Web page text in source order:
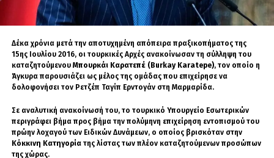
Δέκα χρόνια μετά την αποτυχημένη απόπειρα πραξικοπήματος της
15ης Ιουλίου 2016, οι τουρκικές Αρχές ανακοίνωσαν τη σύλληψη του
καταζητούμενου Μπουρκάι Καρατεπέ (Burkay Karatepe), τον οποίο η
Άγκυρα παρουσιάζει ως μέλος της ομάδας που επιχείρησε να
δολοφονήσει τον Ρετζέπ Ταγίπ Ερντογάν στη Μαρμαρίδα.
Σε αναλυτική ανακοίνωσή του, το τουρκικό Υπουργείο Εσωτερικών
περιγράφει βήμα προς βήμα την πολύμηνη επιχείρηση εντοπισμού του
πρώην λοχαγού των Ειδικών Δυνάμεων, ο οποίος βρισκόταν στην
Κόκκινη Κατηγορίατης λίστας των πλέον καταζητούμενων προσώπων
της χώρας.